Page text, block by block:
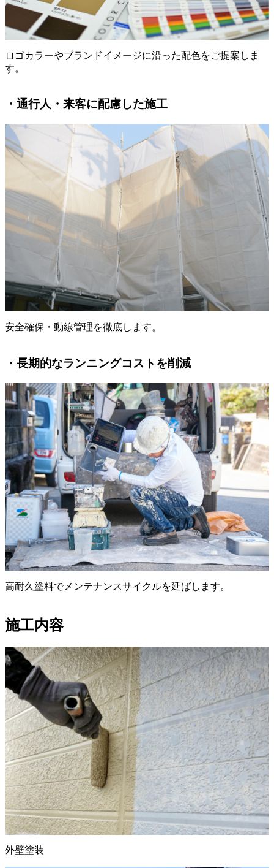
ロゴカラーやブランドイメージに沿った配色をご提案しま
す。
・通行人・来客に配慮した施工
安全確保・動線管理を徹底します。
・長期的なランニングコストを削減
高耐久塗料でメンテナンスサイクルを延ばします。
施工内容
外壁塗装